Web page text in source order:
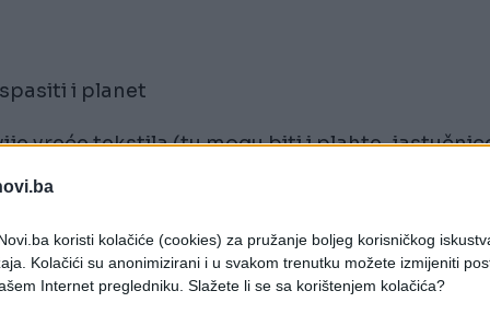
koristi kolačiće (cookies) za pružanje boljeg korisničkog
Kolačići su anonimizirani i u svakom trenutku možete izmijeniti
Internet pregledniku. Slažete li se sa korištenjem kolačića?
i planet
vreće tekstila (tu mogu biti i plahte,
koji vrijede za iduću kupnju. Vaša stara
a višak se donira u H&M Zakladu te se daje